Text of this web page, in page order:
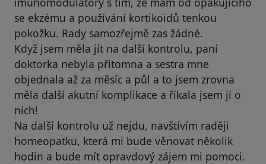
se ekzému a používání kortikoidů tenkou
pokožku. Rady samozřejmě zas žádné.
Když jsem měla jít na další kontrolu, paní
doktorka nebyla přítomna a sestra mne
objednala až za měsíc a půl a to jsem zrovna
měla další akutní komplikace a říkala jsem jí o
nich!
Na další kontrolu už nejdu, navštívím raději
homeopatku, která mi bude věnovat několik
hodin a bude mít opravdový zájem mi pomoci.